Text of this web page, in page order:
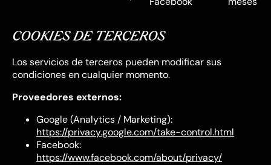
COOKIES DE TERCEROS
Los servicios de terceros pueden modificar sus
condiciones en cualquier momento.
Proveedores externos:
Google (Analytics / Marketing):
https://privacy.google.com/take-control.html
Facebook:
https://www.facebook.com/about/privacy/